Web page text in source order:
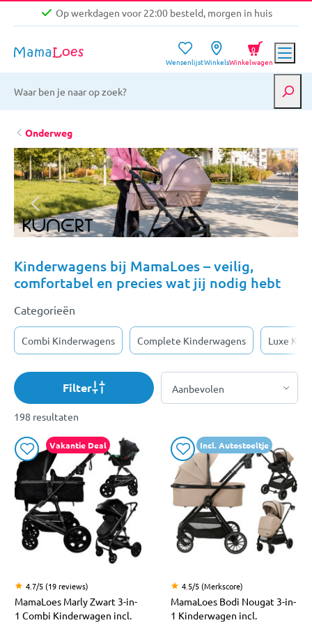
Op werkdagen voor 22:00 besteld, morgen in huis
Niet goed, geld terug garantie
Gratis verzending vanaf €39,-
Op werkdagen voor 22:00 besteld, morgen in huis
WensenlijstWinkelsWinkelwagen
0
Onderweg
Kinderwagens bij MamaLoes – veilig,
comfortabel en precies wat jij nodig hebt
Categorieën
Combi Kinderwagens Complete Kinderwagens Luxe
Filter
198 resultaten
Vakantie Deal
4.7/5 (19 reviews)
MamaLoes Marly Zwart 3-in-
1 Combi Kinderwagen incl.
Incl. Autostoeltje
4.5/5 (Merkscore)
MamaLoes Bodi Nougat 3-in-
1 Kinderwagen incl.